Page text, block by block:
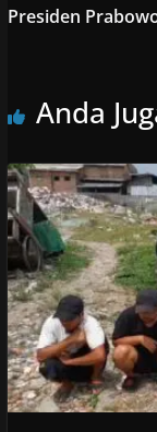
Presiden
Anda